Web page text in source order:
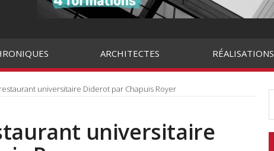
ARCHITECTES RÉALISATIONS
universitaire Diderot par Chapuis Royer
universitaire